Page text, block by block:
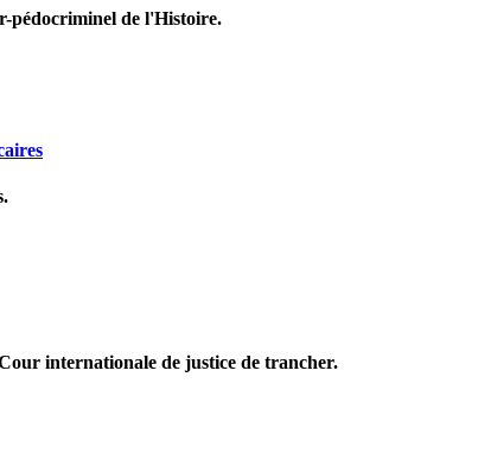
pédocriminel de l'Histoire.
internationale de justice de trancher.